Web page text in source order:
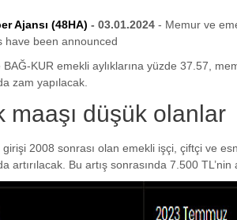
Ajansı (48HA) - 03.01.2024 - Memur ve
have been announced
BAĞ-KUR emekli aylıklarına yüzde 37.57,
zam yapılacak.
maaşı düşük olanlar
girişi 2008 sonrası olan emekli işçi, çiftçi ve
artırılacak. Bu artış sonrasında 7.500